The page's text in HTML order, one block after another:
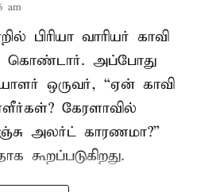
am
பிரியா வாரியர் காவி
கொண்டார். அப்போது
ஒருவர், “ஏன் காவி
கேரளாவில்
அலர்ட் காரணமா?”
கூறப்படுகிறது.